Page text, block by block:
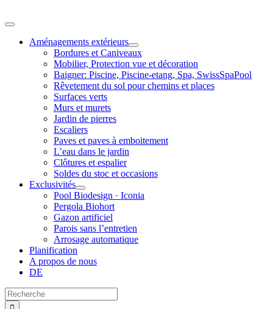
to
Toggle
NavigationAménagements extérieurs
Bordures et Caniveaux
Mobilier, Protection vue et décoration
Baigner: Piscine, Piscine-etang, Spa, SwissSpaPool
Rêvetement du sol pour chemins et places
Surfaces verts
Murs et murets
Jardin de pierres
Escaliers
Paves et paves à emboitement
L’eau dans le jardin
Clôtures et espalier
Soldes du stoc et occasions
Exclusivités
Pool Biodesign · Iconia
Pergola Biohort
Gazon artificiel
Parois sans l’entretien
Arrosage automatique
Planification
A propos de nous
DE
Search
for: